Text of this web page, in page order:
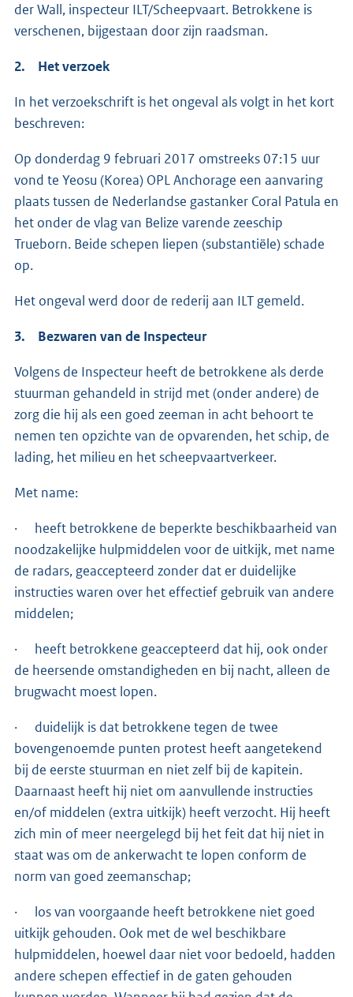
der Wall, inspecteur ILT/Scheepvaart. Betrokkene is
verschenen, bijgestaan door zijn raadsman.
2. Het verzoek
In het verzoekschrift is het ongeval als volgt in het kort
beschreven:
Op donderdag 9 februari 2017 omstreeks 07:15 uur
vond te Yeosu (Korea) OPL Anchorage een aanvaring
plaats tussen de Nederlandse gastanker Coral Patula en
het onder de vlag van Belize varende zeeschip
Trueborn. Beide schepen liepen (substantiële) schade
op.
Het ongeval werd door de rederij aan ILT gemeld.
3. Bezwaren van de Inspecteur
Volgens de Inspecteur heeft de betrokkene als derde
stuurman gehandeld in strijd met (onder andere) de
zorg die hij als een goed zeeman in acht behoort te
nemen ten opzichte van de opvarenden, het schip, de
lading, het milieu en het scheepvaartverkeer.
Met name:
· heeft betrokkene de beperkte beschikbaarheid van
noodzakelijke hulpmiddelen voor de uitkijk, met name
de radars, geaccepteerd zonder dat er duidelijke
instructies waren over het effectief gebruik van andere
middelen;
· heeft betrokkene geaccepteerd dat hij, ook onder
de heersende omstandigheden en bij nacht, alleen de
brugwacht moest lopen.
· duidelijk is dat betrokkene tegen de twee
bovengenoemde punten protest heeft aangetekend
bij de eerste stuurman en niet zelf bij de kapitein.
Daarnaast heeft hij niet om aanvullende instructies
en/of middelen (extra uitkijk) heeft verzocht. Hij heeft
zich min of meer neergelegd bij het feit dat hij niet in
staat was om de ankerwacht te lopen conform de
norm van goed zeemanschap;
· los van voorgaande heeft betrokkene niet goed
uitkijk gehouden. Ook met de wel beschikbare
hulpmiddelen, hoewel daar niet voor bedoeld, hadden
andere schepen effectief in de gaten gehouden